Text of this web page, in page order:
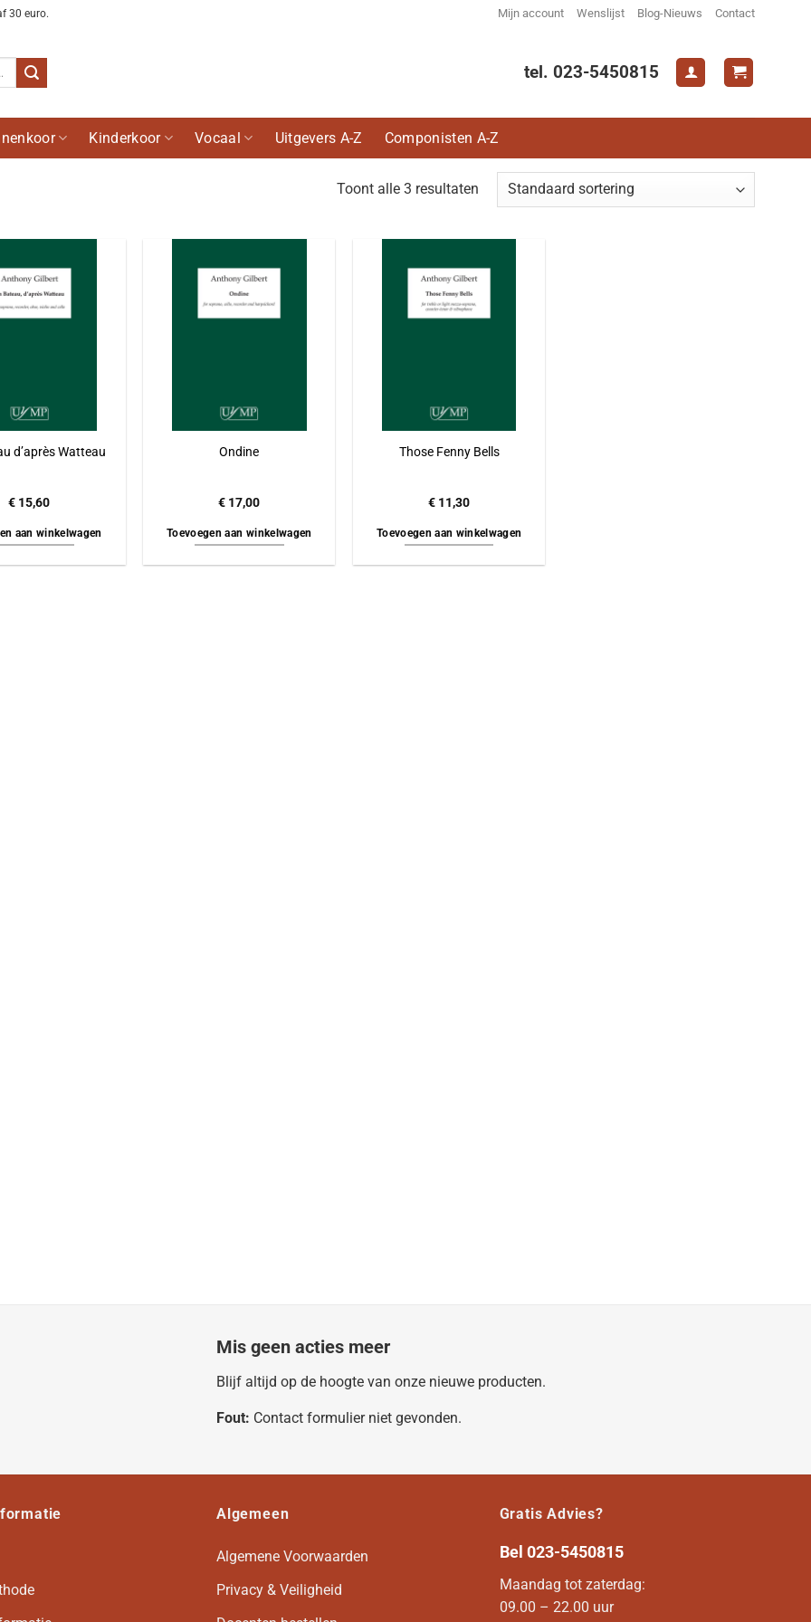
30 euro. Mijn account Wenslijst Blog-Nieuws Contact
tel. 023-5450815
Kinderkoor Vocaal Uitgevers A-Z Componisten A-Z
Toont alle 3 resultaten
d’après Watteau
€ 15,60
aan winkelwagen
Ondine
€ 17,00
Toevoegen aan winkelwagen
Those Fenny Bells
€ 11,30
Toevoegen aan winkelwagen
Mis geen acties meer
Blijf altijd op de hoogte van onze nieuwe producten.
Fout: Contact formulier niet gevonden.
Algemeen
Algemene Voorwaarden
Privacy & Veiligheid
Gratis Advies?
Bel 023-5450815
Maandag tot zaterdag:
09.00 – 22.00 uur